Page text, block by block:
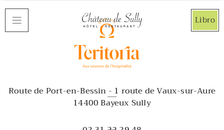
Libro
Route de Port-en-Bessin - 1 route de Vaux-sur-Aure
14400 Bayeux Sully
Panel de gestión de cookies